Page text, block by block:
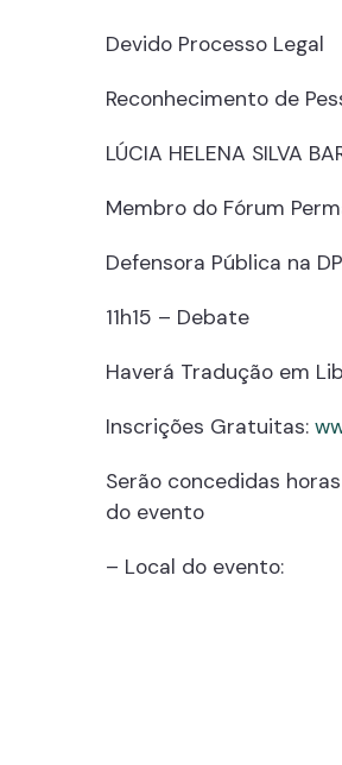
Devido Processo Legal
Reconhecimento de
LÚCIA HELENA SILVA
Membro do Fórum
Defensora Pública na
11h15 – Debate
Haverá Tradução em
Inscrições Gratuitas:
Serão concedidas
do evento
– Local do evento: